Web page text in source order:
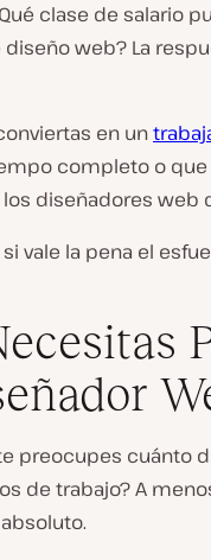
clase de salario
diseño web? La
en un
completo o
diseñadores web
vale la pena el
preocupes cuánto
de trabajo? A